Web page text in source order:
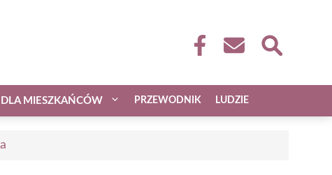
DLA MIESZKAŃCÓW PRZEWODNIK LUDZIE